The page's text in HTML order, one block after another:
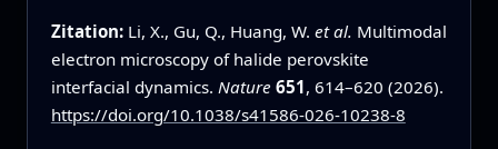
Zitation: Li, X., Gu, Q., Huang, W. et al. Multimodal
electron microscopy of halide perovskite
interfacial dynamics. Nature 651, 614–620 (2026).
https://doi.org/10.1038/s41586-026-10238-8